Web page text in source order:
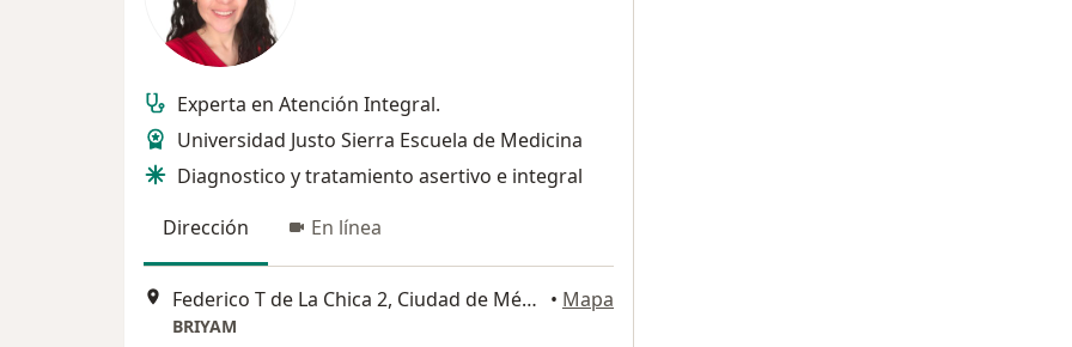
Experta en Atención Integral.
Universidad Justo Sierra Escuela de Medicina
Diagnostico y tratamiento asertivo e integral
Dirección
En línea
Federico T de La Chica 2, Ciudad de México • Mapa
BRIYAM